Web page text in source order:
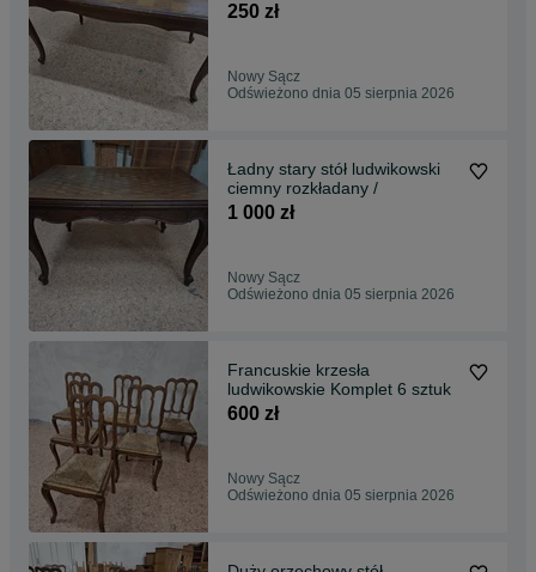
250 zł
Nowy Sącz
Odświeżono dnia 05 sierpnia 2026
Ładny stary stół ludwikowski
ciemny rozkładany /
1 000 zł
Nowy Sącz
Odświeżono dnia 05 sierpnia 2026
Francuskie krzesła
ludwikowskie Komplet 6 sztuk
600 zł
Nowy Sącz
Odświeżono dnia 05 sierpnia 2026